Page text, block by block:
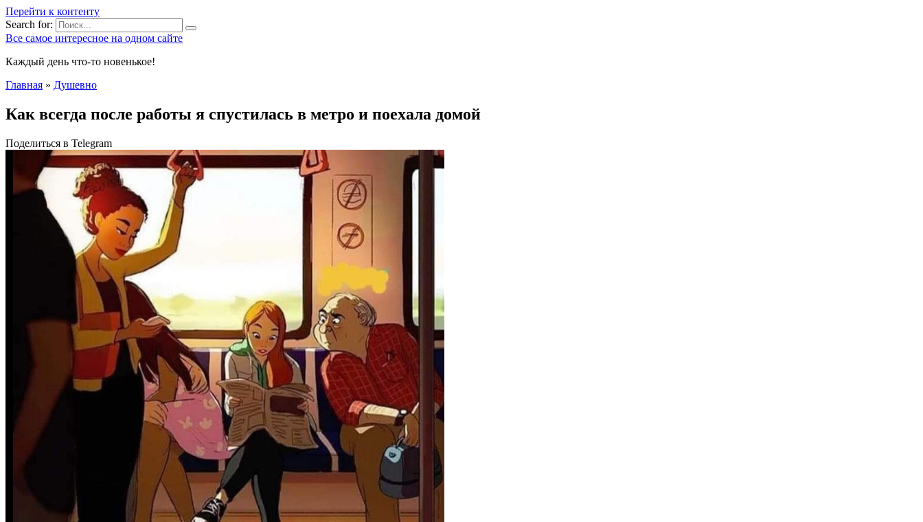
Перейти к контенту
Search for:
Все самое интересное на одном сайте
Каждый день что-то новенькое!
Главная » Душевно
Кaк всегда после работы я спycтилась в метро и поехала домой
Поделиться в Telegram